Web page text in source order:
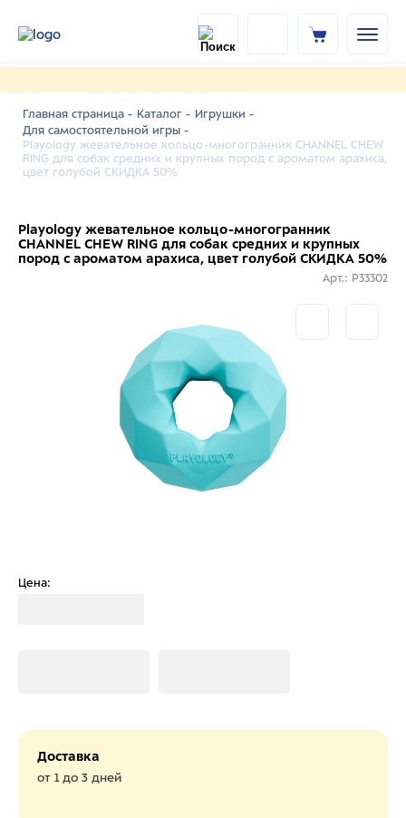
Главная страница - Каталог - Игрушки -
Для самостоятельной игры -
Playology жевательное кольцо-многогранник CHANNEL CHEW
RING для собак средних и крупных пород с ароматом арахиса,
цвет голубой СКИДКА 50%
Playology жевательное кольцо-многогранник
CHANNEL CHEW RING для собак средних и крупных
пород с ароматом арахиса, цвет голубой СКИДКА 50%
Арт.: P33302
Цена:
Доставка
от 1 до 3 дней